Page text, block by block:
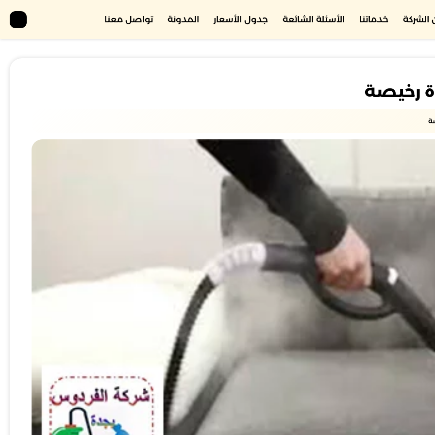
الشركة خدماتنا الأسئلة الشائعة جدول الأسعار المدونة تواصل معنا
رخيصة